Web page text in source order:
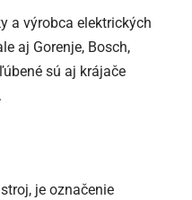
a výrobca elektrických
aj Gorenje, Bosch,
sú aj krájače
je označenie